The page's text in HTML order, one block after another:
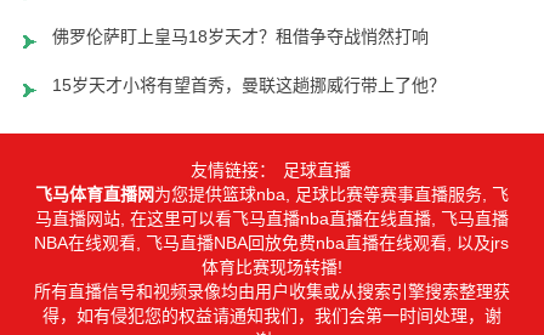
佛罗伦萨盯上皇马18岁天才？租借争夺战悄然打响
15岁天才小将有望首秀，曼联这趟挪威行带上了他？
友情链接：
足球直播
飞马体育直播网为您提供篮球nba, 足球比赛等赛事直播服务, 飞
马直播网站, 在这里可以看飞马直播nba直播在线直播, 飞马直播
NBA在线观看, 飞马直播NBA回放免费nba直播在线观看, 以及jrs
体育比赛现场转播!
所有直播信号和视频录像均由用户收集或从搜索引擎搜索整理获
得，如有侵犯您的权益请通知我们，我们会第一时间处理，谢